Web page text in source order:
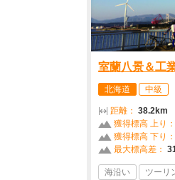
室蘭八景＆工
北海道 中級
距離： 38.2km
獲得標高 上り：
獲得標高 下り：
最大標高差：
海沿い ツーリ